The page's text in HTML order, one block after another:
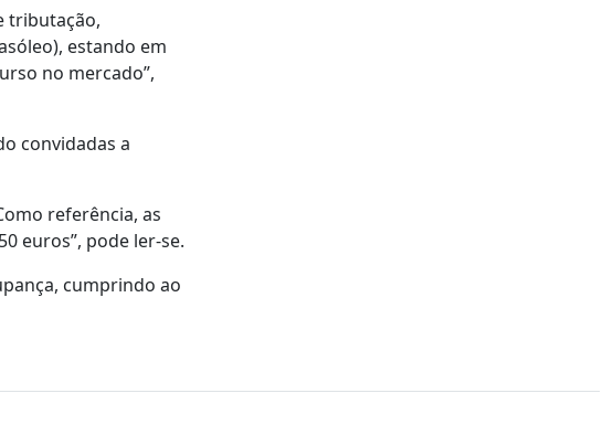
tributação,
estando em
no mercado”,
convidadas a
referência, as
euros”, pode ler-se.
cumprindo ao